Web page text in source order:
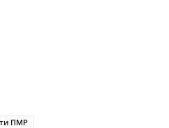
ПМР